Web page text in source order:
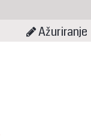
Ažuriranje